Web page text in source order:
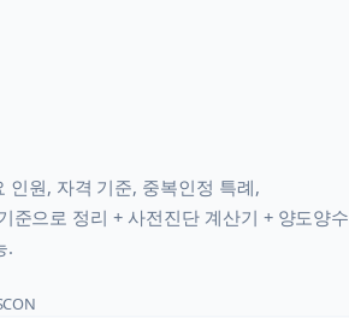
인원, 자격 기준, 중복인정 특례,
준으로 정리 + 사전진단 계산기 + 양도양수
.